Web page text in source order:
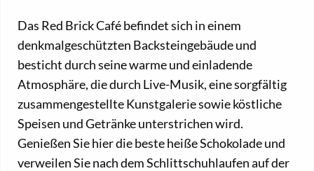
Das Red Brick Café befindet sich in einem
denkmalgeschützten Backsteingebäude und
besticht durch seine warme und einladende
Atmosphäre, die durch Live-Musik, eine sorgfältig
zusammengestellte Kunstgalerie sowie köstliche
Speisen und Getränke unterstrichen wird.
Genießen Sie hier die beste heiße Schokolade und
verweilen Sie nach dem Schlittschuhlaufen auf der